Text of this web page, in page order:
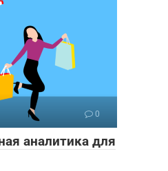
0
аналитика для